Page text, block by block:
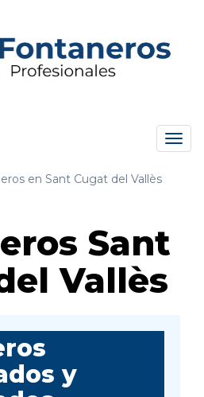
en Sant Cugat del Vallès
Sant
Vallès
y